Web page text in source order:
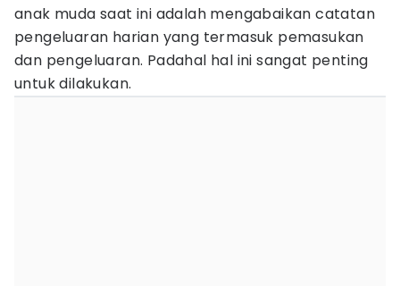
anak muda saat ini adalah mengabaikan catatan
pengeluaran harian yang termasuk pemasukan
dan pengeluaran. Padahal hal ini sangat penting
untuk dilakukan.